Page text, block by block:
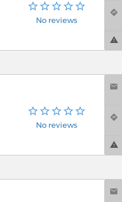
No reviews
No reviews